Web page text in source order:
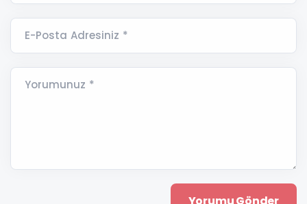
E-Posta Adresiniz *
Yorumunuz *